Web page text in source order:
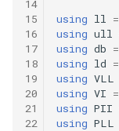
286
285
283
using ll =
using ull
using db =
using ld =
using VLL
using VI =
using PII
using PLL